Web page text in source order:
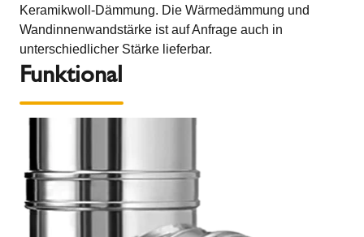
Keramikwoll-Dämmung. Die Wärmedämmung und
Wandinnenwandstärke ist auf Anfrage auch in
unterschiedlicher Stärke lieferbar.
Funktional